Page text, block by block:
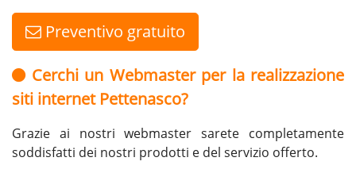
Preventivo gratuito
Cerchi un Webmaster per la realizzazione
siti internet Pettenasco?
Grazie ai nostri webmaster sarete completamente
soddisfatti dei nostri prodotti e del servizio offerto.